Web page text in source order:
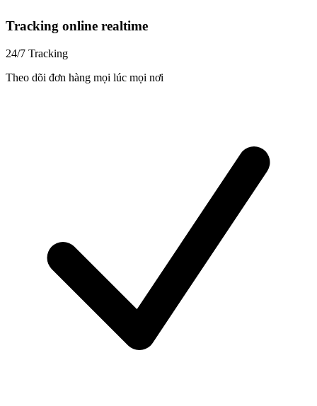
Tracking online realtime
24/7 Tracking
Theo dõi đơn hàng mọi lúc mọi nơi